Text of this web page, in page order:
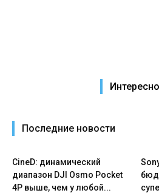
Последние новости
CineD: динамический
диапазон DJI Osmo Pocket
4P выше, чем у любой...